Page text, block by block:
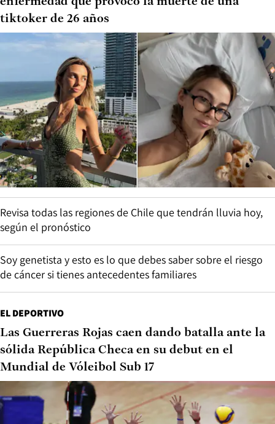
tiktoker de 26 años
Revisa todas las regiones de Chile que tendrán lluvia hoy,
según el pronóstico
Soy genetista y esto es lo que debes saber sobre el riesgo
de cáncer si tienes antecedentes familiares
EL DEPORTIVO
Las Guerreras Rojas caen dando batalla ante la
sólida República Checa en su debut en el
Mundial de Vóleibol Sub 17